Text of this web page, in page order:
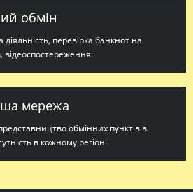
обмін
перевірка банкнот на
відеоспостереження.
мережа
обмінних пунктів в
в кожному регіоні.